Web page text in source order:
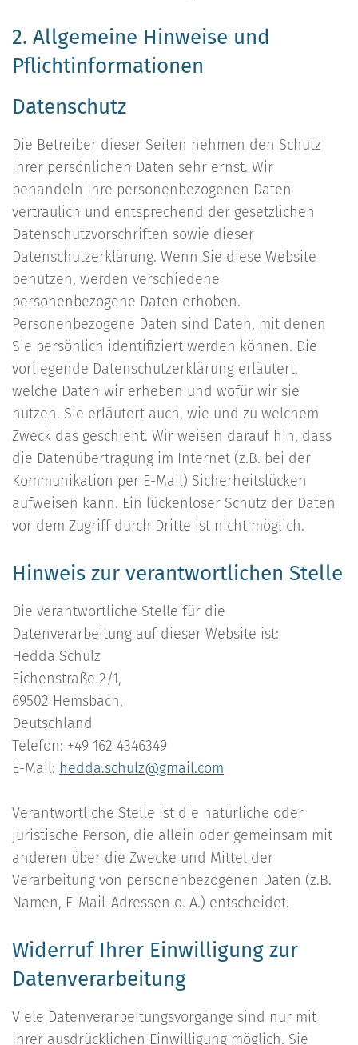
2. Allgemeine Hinweise und
Pflichtinformationen
Datenschutz
Die Betreiber dieser Seiten nehmen den Schutz
Ihrer persönlichen Daten sehr ernst. Wir
behandeln Ihre personenbezogenen Daten
vertraulich und entsprechend der gesetzlichen
Datenschutzvorschriften sowie dieser
Datenschutzerklärung. Wenn Sie diese Website
benutzen, werden verschiedene
personenbezogene Daten erhoben.
Personenbezogene Daten sind Daten, mit denen
Sie persönlich identifiziert werden können. Die
vorliegende Datenschutzerklärung erläutert,
welche Daten wir erheben und wofür wir sie
nutzen. Sie erläutert auch, wie und zu welchem
Zweck das geschieht. Wir weisen darauf hin, dass
die Datenübertragung im Internet (z.B. bei der
Kommunikation per E-Mail) Sicherheitslücken
aufweisen kann. Ein lückenloser Schutz der Daten
vor dem Zugriff durch Dritte ist nicht möglich.
Hinweis zur verantwortlichen Stelle
Die verantwortliche Stelle für die
Datenverarbeitung auf dieser Website ist:
Hedda Schulz
Eichenstraße 2/1,
69502 Hemsbach,
Deutschland
Telefon: +49 162 4346349
E-Mail: hedda.schulz@gmail.com
Verantwortliche Stelle ist die natürliche oder
juristische Person, die allein oder gemeinsam mit
anderen über die Zwecke und Mittel der
Verarbeitung von personenbezogenen Daten (z.B.
Namen, E-Mail-Adressen o. Ä.) entscheidet.
Widerruf Ihrer Einwilligung zur
Datenverarbeitung
Viele Datenverarbeitungsvorgänge sind nur mit
Ihrer ausdrücklichen Einwilligung möglich. Sie